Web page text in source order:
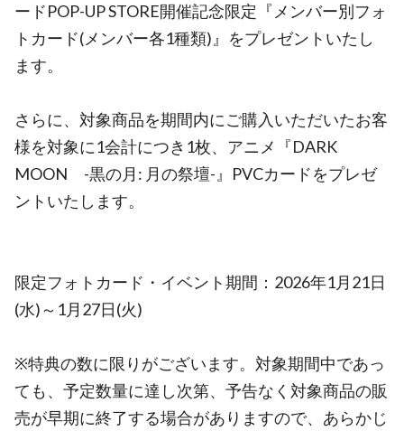
ードPOP-UP STORE開催記念限定『メンバー別フォ
トカード(メンバー各1種類)』をプレゼントいたし
ます。
さらに、対象商品を期間内にご購入いただいたお客
様を対象に1会計につき1枚、アニメ『DARK
MOON -黒の月: 月の祭壇-』PVCカードをプレゼ
ントいたします。
限定フォトカード・イベント期間：2026年1月21日
(水)～1月27日(火)
※特典の数に限りがございます。対象期間中であっ
ても、予定数量に達し次第、予告なく対象商品の販
売が早期に終了する場合がありますので、あらかじ